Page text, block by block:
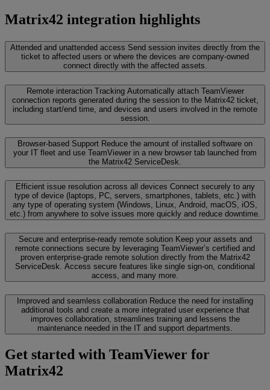
Matrix42 integration highlights
Attended and unattended access Send session invites directly from the
ticket to affected users or where the devices are company-owned
connect directly with the affected assets.
Remote interaction Tracking Automatically attach TeamViewer
connection reports generated during the session to the Matrix42 ticket,
including start/end time, and devices and users involved in the remote
session.
Browser-based Support Reduce the amount of installed software on
your IT fleet and use TeamViewer in a new browser tab launched from
the Matrix42 ServiceDesk.
Efficient issue resolution across all devices Connect securely to any
type of device (laptops, PC, servers, smartphones, tablets, etc.) with
any type of operating system (Windows, Linux, Android, macOS, iOS,
etc.) from anywhere to solve issues more quickly and reduce downtime.
Secure and enterprise-ready remote solution Keep your assets and
remote connections secure by leveraging TeamViewer’s certified and
proven enterprise-grade remote solution directly from the Matrix42
ServiceDesk. Access secure features like single sign-on, conditional
access, and many more.
Improved and seamless collaboration Reduce the need for installing
additional tools and create a more integrated user experience that
improves collaboration, streamlines training and lessens the
maintenance needed in the IT and support departments.
Get started with TeamViewer for
Matrix42